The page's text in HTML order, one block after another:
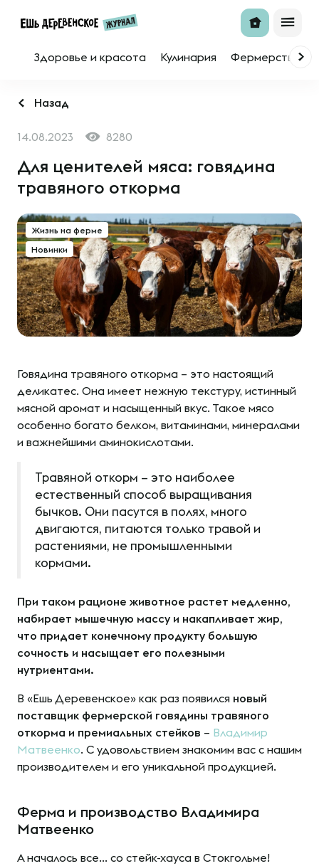
Здоровье и красота Кулинария Фермерство
Назад
14.08.2023 8280
Для ценителей мяса: говядина
травяного откорма
Жизнь на ферме
Новинки
Говядина травяного откорма – это настоящий
деликатес. Она имеет нежную текстуру, истинный
мясной аромат и насыщенный вкус. Такое мясо
особенно богато белком, витаминами, минералами
и важнейшими аминокислотами.
Травяной откорм – это наиболее
естественный способ выращивания
бычков. Они пасутся в полях, много
двигаются, питаются только травой и
растениями, не промышленными
кормами.
При таком рационе животное растет медленно,
набирает мышечную массу и накапливает жир,
что придает конечному продукту большую
сочность и насыщает его полезными
нутриентами.
В «Ешь Деревенское» как раз появился новый
поставщик фермерской говядины травяного
откорма и премиальных стейков – Владимир
Матвеенко. С удовольствием знакомим вас с нашим
производителем и его уникальной продукцией.
Ферма и производство Владимира
Матвеенко
А началось все… со стейк-хауса в Стокгольме!